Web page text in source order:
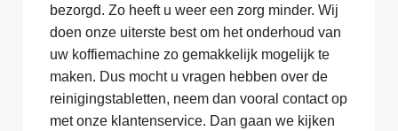
bezorgd. Zo heeft u weer een zorg minder. Wij
doen onze uiterste best om het onderhoud van
uw koffiemachine zo gemakkelijk mogelijk te
maken. Dus mocht u vragen hebben over de
reinigingstabletten, neem dan vooral contact op
met onze klantenservice. Dan gaan we kijken